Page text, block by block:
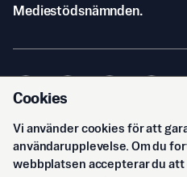
Mediestödsnämnden.
© Svenska Epoch Times AB2026
Cookies
Vi använder cookies för att
användarupplevelse. Om du
webbplatsen accepterar du att